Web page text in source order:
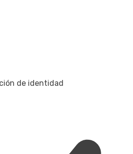
de identidad